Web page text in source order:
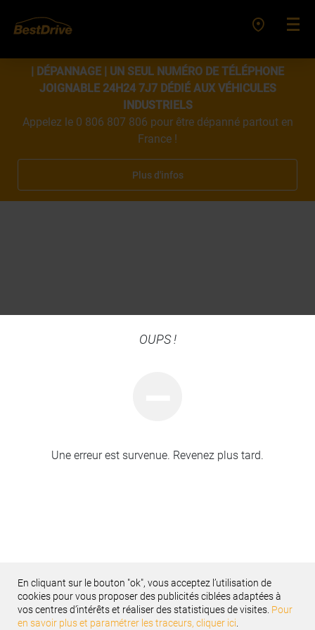
| DÉPANNAGE | UN SEUL NUMÉRO DE TÉLÉPHONE
JOIGNABLE 24H24 7J7 DÉDIÉ AUX VÉHICULES
INDUSTRIELS
Appelez le 0 806 807 806 pour être dépanné partout en
France !
Plus d'infos
OUPS !
Une erreur est survenue. Revenez plus tard.
En cliquant sur le bouton "ok", vous acceptez l’utilisation de
cookies pour vous proposer des publicités ciblées adaptées à
vos centres d’intérêts et réaliser des statistiques de visites. Pour
en savoir plus et paramétrer les traceurs, cliquer ici
Recevez notre newsletter